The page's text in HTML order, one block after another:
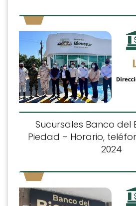
Sucursales Banco del
Piedad – Horario,
2024